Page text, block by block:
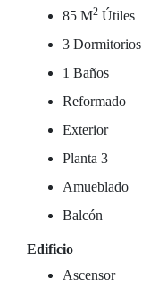
85 M2 Útiles
3 Dormitorios
1 Baños
Reformado
Exterior
Planta 3
Amueblado
Balcón
Edificio
Ascensor